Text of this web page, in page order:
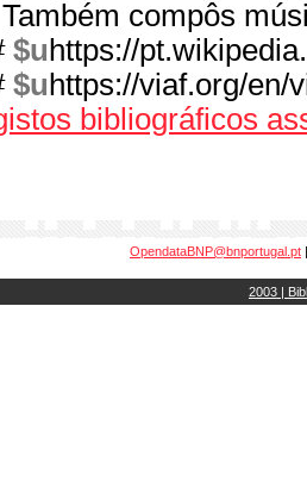
compôs
$u https://
$u https://viaf.org/en/
bibliográficos
OpendataBNP@bnportugal.pt
2003 |